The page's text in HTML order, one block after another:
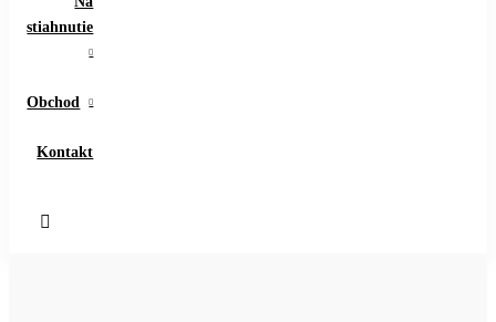
ŠVP / RVP
stiahnutie
Obchod
Kontakt